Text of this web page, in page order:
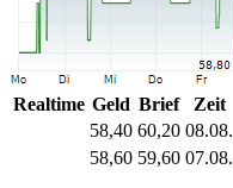
Realtime Geld Brief
Zeit
58,40 60,20 08.08.
58,60 59,60 07.08.